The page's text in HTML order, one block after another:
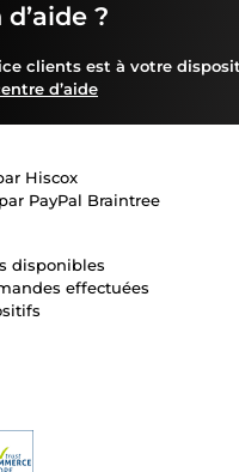
?
clients est à votre
d’aide
Hiscox
PayPal Braintree
disponibles
effectuées